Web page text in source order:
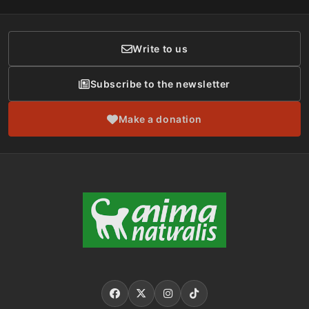
Donor Care
Write to us
Subscribe to the newsletter
Make a donation